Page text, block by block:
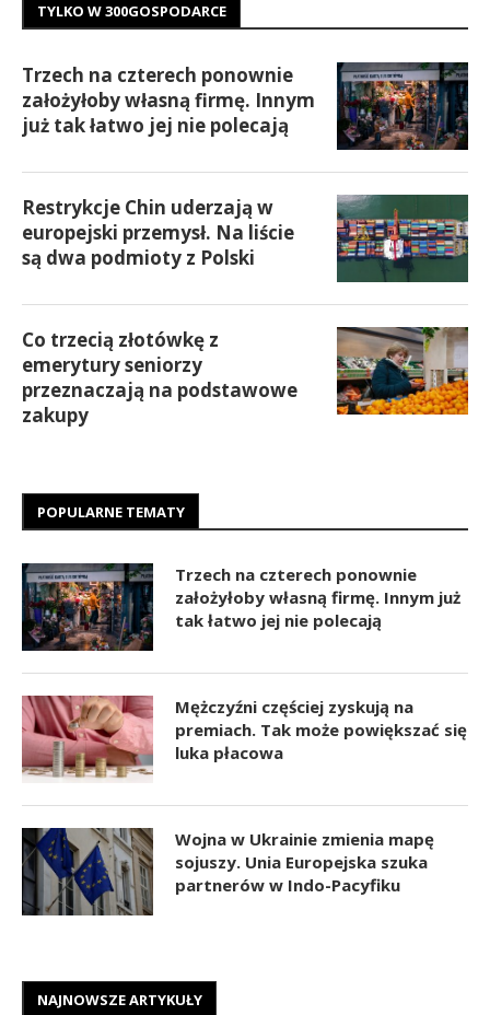
TYLKO W 300GOSPODARCE
Trzech na czterech ponownie
założyłoby własną firmę. Innym
już tak łatwo jej nie polecają
Restrykcje Chin uderzają w
europejski przemysł. Na liście
są dwa podmioty z Polski
Co trzecią złotówkę z
emerytury seniorzy
przeznaczają na podstawowe
zakupy
POPULARNE TEMATY
Trzech na czterech ponownie
założyłoby własną firmę. Innym już
tak łatwo jej nie polecają
Mężczyźni częściej zyskują na
premiach. Tak może powiększać się
luka płacowa
Wojna w Ukrainie zmienia mapę
sojuszy. Unia Europejska szuka
partnerów w Indo-Pacyfiku
NAJNOWSZE ARTYKUŁY